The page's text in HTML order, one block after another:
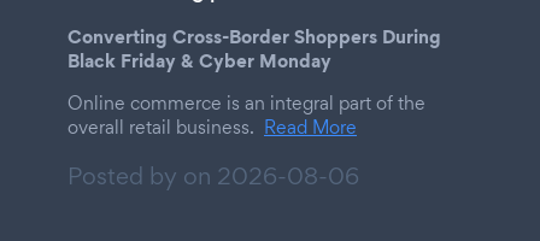
Converting Cross-Border Shoppers During
Black Friday & Cyber Monday
Online commerce is an integral part of the
overall retail business. Read More
Posted by on 2026-08-06